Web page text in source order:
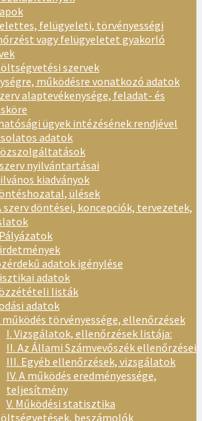
felügyeleti, törvényességi
vagy felügyeletet gyakorló
szervek
működésre vonatkozó adatok
alaptevékenysége, feladat- és
ügyek intézésének rendjével
adatok
szerv nyilvántartásai
kiadványok
ülések
szerv döntései, koncepciók, tervezetek,
adatok igénylése
adatok
listák
adatok
működés törvényessége, ellenőrzések
I. Vizsgálatok, ellenőrzések listája:
II. Az Állami Számvevőszék ellenőrzései
III. Egyéb ellenőrzések, vizsgálatok
IV. A működés eredményessége,
teljesítmény
V. Működési statisztika
beszámolók